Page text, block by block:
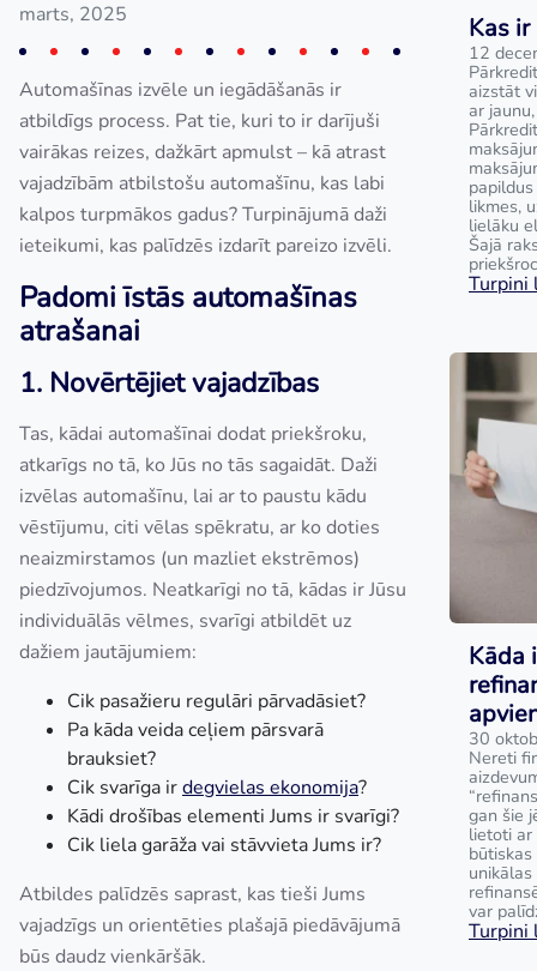
marts, 2025
Automašīnas izvēle un iegādāšanās ir
atbildīgs process. Pat tie, kuri to ir darījuši
vairākas reizes, dažkārt apmulst – kā atrast
vajadzībām atbilstošu automašīnu, kas labi
kalpos turpmākos gadus? Turpinājumā daži
ieteikumi, kas palīdzēs izdarīt pareizo izvēli.
Padomi īstās automašīnas
atrašanai
1. Novērtējiet vajadzības
Tas, kādai automašīnai dodat priekšroku,
atkarīgs no tā, ko Jūs no tās sagaidāt. Daži
izvēlas automašīnu, lai ar to paustu kādu
vēstījumu, citi vēlas spēkratu, ar ko doties
neaizmirstamos (un mazliet ekstrēmos)
piedzīvojumos. Neatkarīgi no tā, kādas ir Jūsu
individuālās vēlmes, svarīgi atbildēt uz
dažiem jautājumiem:
Cik pasažieru regulāri pārvadāsiet?
Pa kāda veida ceļiem pārsvarā
brauksiet?
Cik svarīga irdegvielas ekonomija?
Kādi drošības elementi Jums ir svarīgi?
Cik liela garāža vai stāvvieta Jums ir?
Atbildes palīdzēs saprast, kas tieši Jums
vajadzīgs un orientēties plašajā piedāvājumā
būs daudz vienkāršāk.
Kas
12
aizstāt
ar
likmes,
lielāku
Šajā
Turpini
Kāda
30
Nereti
gan šie
lietoti ar
var
Turpini